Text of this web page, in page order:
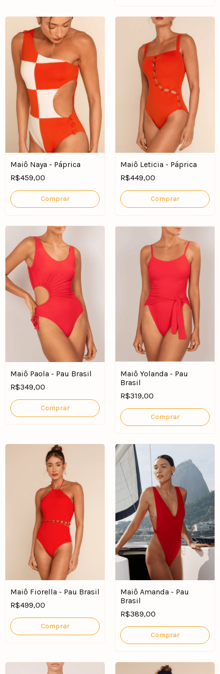
Maiô Naya - Páprica
R$459,00
Comprar
Maiô Leticia - Páprica
R$449,00
Comprar
Maiô Paola - Pau Brasil
R$349,00
Comprar
Maiô Yolanda - Pau
Brasil
R$319,00
Comprar
Maiô Fiorella - Pau Brasil
R$499,00
Comprar
Maiô Amanda - Pau
Brasil
R$389,00
Comprar